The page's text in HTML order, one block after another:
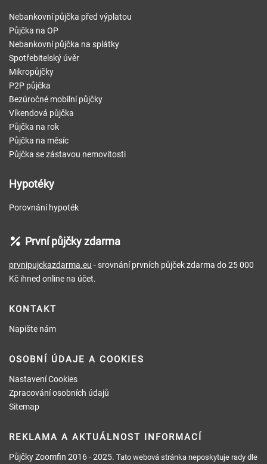
Nebankovní půjčka před výplatou
Půjčka na OP
Nebankovní půjčka na splátky
Spotřebitelský úvěr
Mikropůjčky
P2P půjčka
Bezúročné mobilní půjčky
Víkendová půjčka
Půjčka na rok
Půjčka na měsíc
Půjčka se zástavou nemovitosti
Hypotéky
Porovnání hypoték
První půjčky zdarma
prvnipujckazdarma.eu - srovnání prvních půjček zdarma do 25 000
Kč ihned online na účet.
KONTAKT
Napište nám
OSOBNÍ ÚDAJE A COOKIES
Nastavení Cookies
Zpracování osobních údajů
Sitemap
REKLAMA A AKTUÁLNOST INFORMACÍ
Půjčky Zoomfin 2016 - 2025. Tato webová stránka neposkytuje rady dle